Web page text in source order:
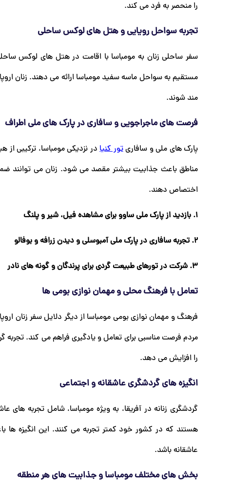
را منحصر به فرد می کند.
تجربه سواحل رویایی و هتل های لوکس ساحلی
سفر ساحلی زنان به مومباسا با اقامت در هتل های لوکس
مستقیم به سواحل ماسه سفید مومباسا ارائه می دهند. زنان
مند شوند.
فرصت های ماجراجویی و سافاری در پارک های ملی اطراف
پارک های ملی و سافاریتور کنیادر نزدیکی مومباسا، ترکیبی از
مناطق باعث جذابیت بیشتر مقصد می شود. زنان می توانند
اختصاص دهند.
1. بازدید از پارک ملی ساوو برای مشاهده فیل، شیر و پلنگ
2. تجربه سافاری در پارک ملی آمبوسلی و دیدن زرافه و بوفالو
3. شرکت در تورهای طبیعت گردی برای پرندگان و گونه های نادر
تعامل با فرهنگ محلی و مهمان نوازی بومی ها
فرهنگ و مهمان نوازی بومی مومباسا از دیگر دلایل سفر زنان
مردم فرصت مناسبی برای تعامل و یادگیری فراهم می کند.
را افزایش می دهد.
انگیزه های گردشگری عاشقانه و اجتماعی
گردشگری زنانه در آفریقا، به ویژه مومباسا، شامل تجربه
هستند که در کشور خود کمتر تجربه می کنند. این انگیزه ها
عاشقانه باشد.
بخش های مختلف مومباسا و جذابیت های هر منطقه